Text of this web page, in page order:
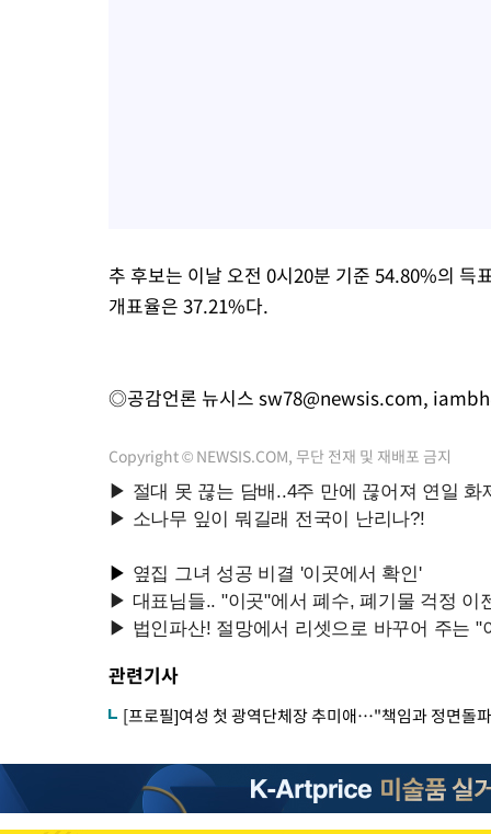
추 후보는 이날 오전 0시20분 기준 54.80%의
개표율은 37.21%다.
◎공감언론 뉴시스 sw78@newsis.com,
Copyright © NEWSIS.COM, 무단 전재 및 재배포 금지
관련기사
[프로필]여성 첫 광역단체장 추미애…"책임과 정면돌